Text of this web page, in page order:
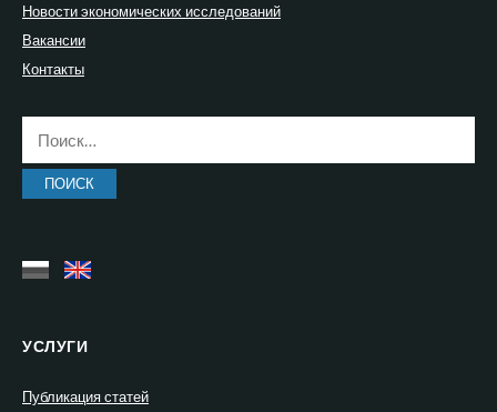
Новости экономических исследований
Вакансии
Контакты
УСЛУГИ
Публикация статей